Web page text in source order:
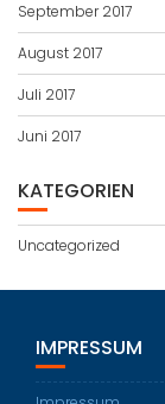
September 2017
August 2017
Juli 2017
Juni 2017
KATEGORIEN
Uncategorized
IMPRESSUM